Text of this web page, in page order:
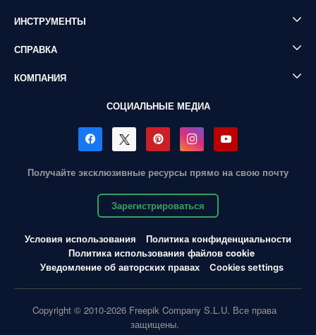
ИНСТРУМЕНТЫ
СПРАВКА
КОМПАНИЯ
СОЦИАЛЬНЫЕ МЕДИА
Получайте эксклюзивные ресурсы прямо на свою почту
Зарегистрироваться
Условия использования
Политика конфиденциальности
Политика использования файлов cookie
Уведомление об авторских правах
Cookies settings
Copyright © 2010-2026 Freepik Company S.L.U. Все права
защищены.